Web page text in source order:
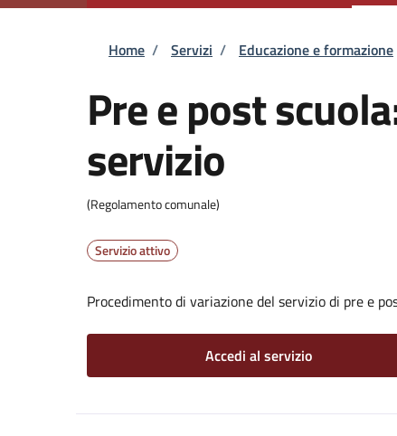
Briciole di pane
Home / Servizi / Educazione e formazione
Pre e post
servizio
(Regolamento comunale)
Servizio attivo
Procedimento di variazione del servizio di pre e
Accedi al servizio